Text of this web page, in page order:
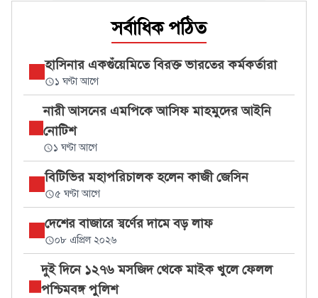
সর্বাধিক পঠিত
হাসিনার একগুঁয়েমিতে বিরক্ত ভারতের কর্মকর্তারা
১ ঘণ্টা আগে
নারী আসনের এমপিকে আসিফ মাহমুদের আইনি
নোটিশ
১ ঘণ্টা আগে
বিটিভির মহাপরিচালক হলেন কাজী জেসিন
৫ ঘণ্টা আগে
দেশের বাজারে স্বর্ণের দামে বড় লাফ
০৮ এপ্রিল ২০২৬
দুই দিনে ১২৭৬ মসজিদ থেকে মাইক খুলে ফেলল
পশ্চিমবঙ্গ পুলিশ